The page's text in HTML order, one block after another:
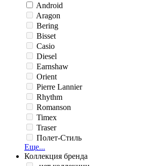
Android
Aragon
Bering
Bisset
Casio
Diesel
Earnshaw
Orient
Pierre Lannier
Rhythm
Romanson
Timex
Traser
Полет-Стиль
Еще...
Коллекция бренда